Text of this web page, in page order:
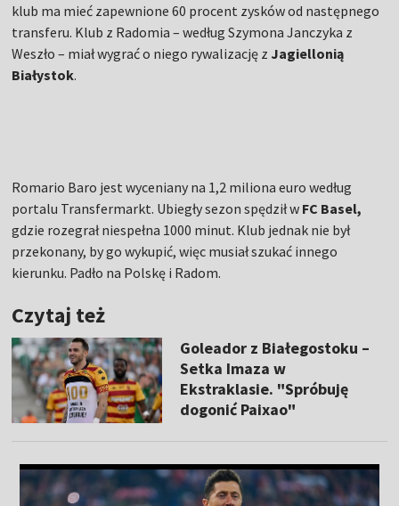
klub ma mieć zapewnione 60 procent zysków od następnego
transferu. Klub z Radomia – według Szymona Janczyka z
Weszło – miał wygrać o niego rywalizację z Jagiellonią
Białystok.
Romario Baro jest wyceniany na 1,2 miliona euro według
portalu Transfermarkt. Ubiegły sezon spędził w FC Basel,
gdzie rozegrał niespełna 1000 minut. Klub jednak nie był
przekonany, by go wykupić, więc musiał szukać innego
kierunku. Padło na Polskę i Radom.
Czytaj też
Goleador z Białegostoku –
Setka Imaza w
Ekstraklasie. "Spróbuję
dogonić Paixao"